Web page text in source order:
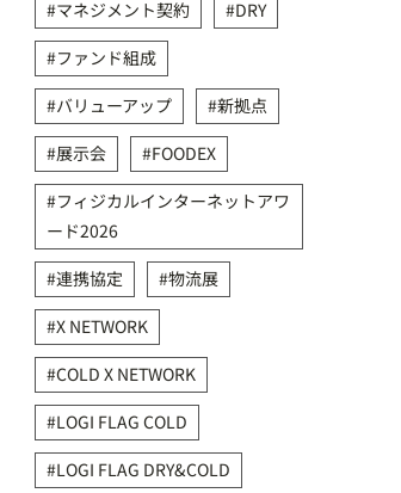
マネジメント契約
DRY
ファンド組成
バリューアップ
新拠点
展示会
FOODEX
フィジカルインターネットアワ
ード2026
連携協定
物流展
X NETWORK
COLD X NETWORK
LOGI FLAG COLD
LOGI FLAG DRY&COLD